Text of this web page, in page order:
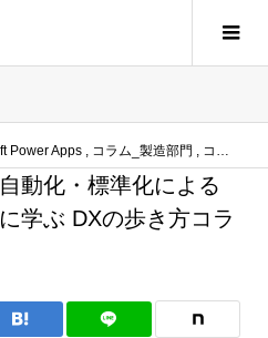
Power Apps コラム_製造部門 コラム：Microsoft Power Apps
動化・標準化による
学ぶ DXの歩き方コラ